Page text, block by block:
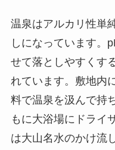
温泉はアルカリ性単
しになっています。
せて落としやすくす
れています。敷地内
料で温泉を汲んで持
もに大浴場にドライ
は大山名水のかけ流